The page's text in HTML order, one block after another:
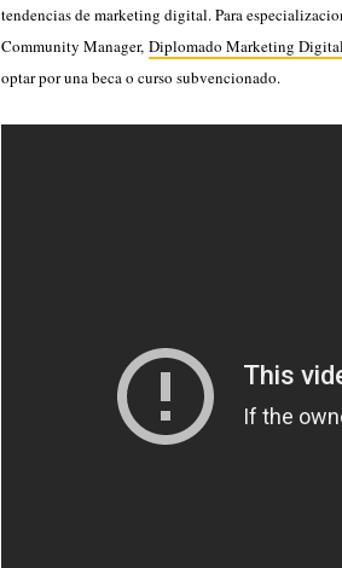
tendencias de marketing digital. Para
Community Manager, Diplomado Marketing Digital
optar por una beca o curso subvencionado.